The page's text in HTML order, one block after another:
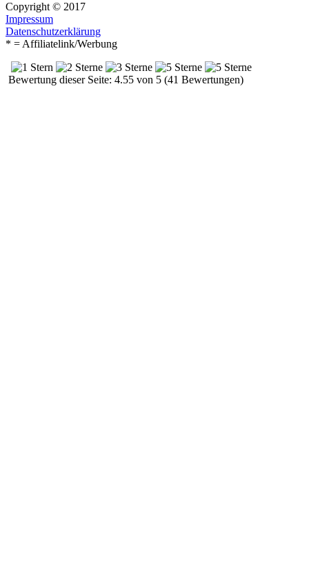
Copyright © 2017
Impressum
Datenschutzerklärung
* = Affiliatelink/Werbung
Bewertung dieser Seite: 4.55 von 5 (41 Bewertungen)